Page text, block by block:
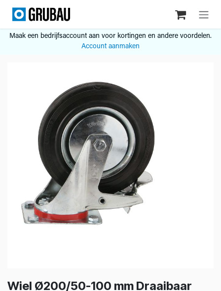
Overslaan naar inhoud
Maak een bedrijfsaccount aan voor kortingen en andere voordelen.
Account aanmaken
Wiel Ø200/50-100 mm Draaibaar